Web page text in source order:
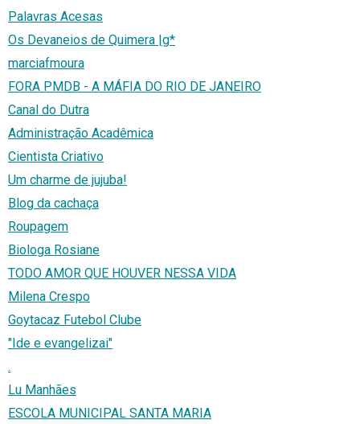
Palavras Acesas
Os Devaneios de Quimera |g*
marciafmoura
FORA PMDB - A MÁFIA DO RIO DE JANEIRO
Canal do Dutra
Administração Acadêmica
Cientista Criativo
Um charme de jujuba!
Blog da cachaça
Roupagem
Biologa Rosiane
TODO AMOR QUE HOUVER NESSA VIDA
Milena Crespo
Goytacaz Futebol Clube
"Ide e evangelizai"
.
Lu Manhães
ESCOLA MUNICIPAL SANTA MARIA